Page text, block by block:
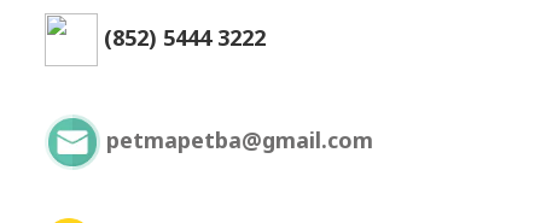
(852) 5444 3222
petmapetba@gmail.com